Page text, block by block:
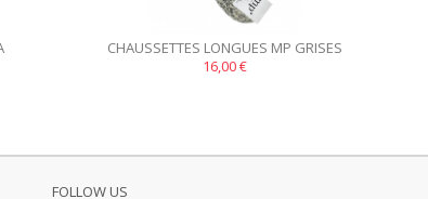
CHAUSSETTES LONGUES MP GRISES
16,00 €
FOLLOW US